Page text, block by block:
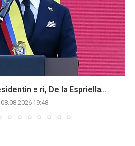
e ri, De la Espriella...
08.08.2026 19:48